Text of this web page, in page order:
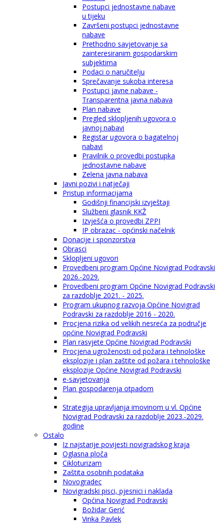
Postupci jednostavne nabave
u tijeku
Završeni postupci jednostavne
nabave
Prethodno savjetovanje sa
zainteresiranim gospodarskim
subjektima
Podaci o naručitelju
Sprečavanje sukoba interesa
Postupci javne nabave -
Transparentna javna nabava
Plan nabave
Pregled sklopljenih ugovora o
javnoj nabavi
Registar ugovora o bagatelnoj
nabavi
Pravilnik o provedbi postupka
jednostavne nabave
Zelena javna nabava
Javni pozivi i natječaji
Pristup informacijama
Godišnji financijski izvještaji
Službeni glasnik KKŽ
Izvješća o provedbi ZPPI
IP obrazac - općinski načelnik
Donacije i sponzorstva
Obrasci
Sklopljeni ugovori
Provedbeni program Općine Novigrad Podravski
2026.-2029.
Provedbeni program Općine Novigrad Podravski
za razdoblje 2021. - 2025.
Program ukupnog razvoja Općine Novigrad
Podravski za razdoblje 2016 - 2020.
Procjena rizika od velikih nesreća za područje
općine Novigrad Podravski
Plan rasvjete Općine Novigrad Podravski
Procjena ugroženosti od požara i tehnološke
eksplozije i plan zaštite od požara i tehnološke
eksplozije Općine Novigrad Podravski
e-savjetovanja
Plan gospodarenja otpadom
Strategija upravljanja imovinom u vl. Općine
Novigrad Podravski za razdoblje 2023.-2029.
godine
Ostalo
Iz najstarije povijesti novigradskog kraja
Oglasna ploča
Cikloturizam
Zaštita osobnih podataka
Novogradec
Novigradski pisci, pjesnici i naklada
Općina Novigrad Podravski
Božidar Gerić
Vinka Pavlek